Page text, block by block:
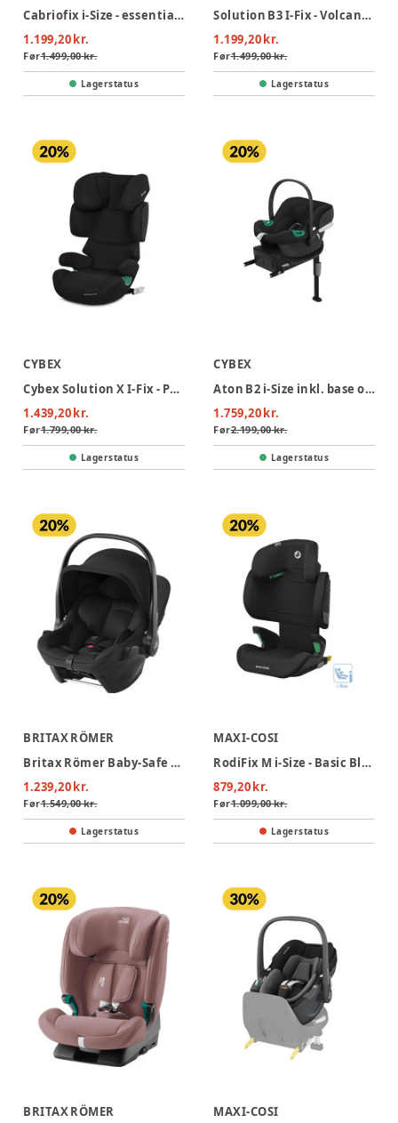
Cabriofix i-Size - essential black
1.199,20 kr.
Før1.499,00 kr.
Lagerstatus
Solution B3 I-Fix - Volcano Black
1.199,20 kr.
Før1.499,00 kr.
Lagerstatus
CYBEX
Cybex Solution X I-Fix - Pure Black
1.439,20 kr.
Før1.799,00 kr.
Lagerstatus
CYBEX
Aton B2 i-Size inkl. base one - Volcano Black
1.759,20 kr.
Før2.199,00 kr.
Lagerstatus
BRITAX RÖMER
Britax Römer Baby-Safe Core Autostol - Space Black
1.239,20 kr.
Før1.549,00 kr.
Lagerstatus
MAXI-COSI
RodiFix M i-Size - Basic Black
879,20 kr.
Før1.099,00 kr.
Lagerstatus
BRITAX RÖMER
MAXI-COSI